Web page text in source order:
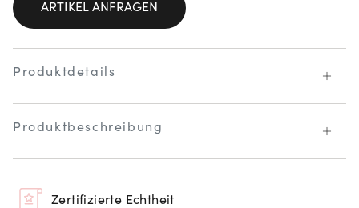
ARTIKEL ANFRAGEN
Produktdetails
Produktbeschreibung
Zertifizierte Echtheit